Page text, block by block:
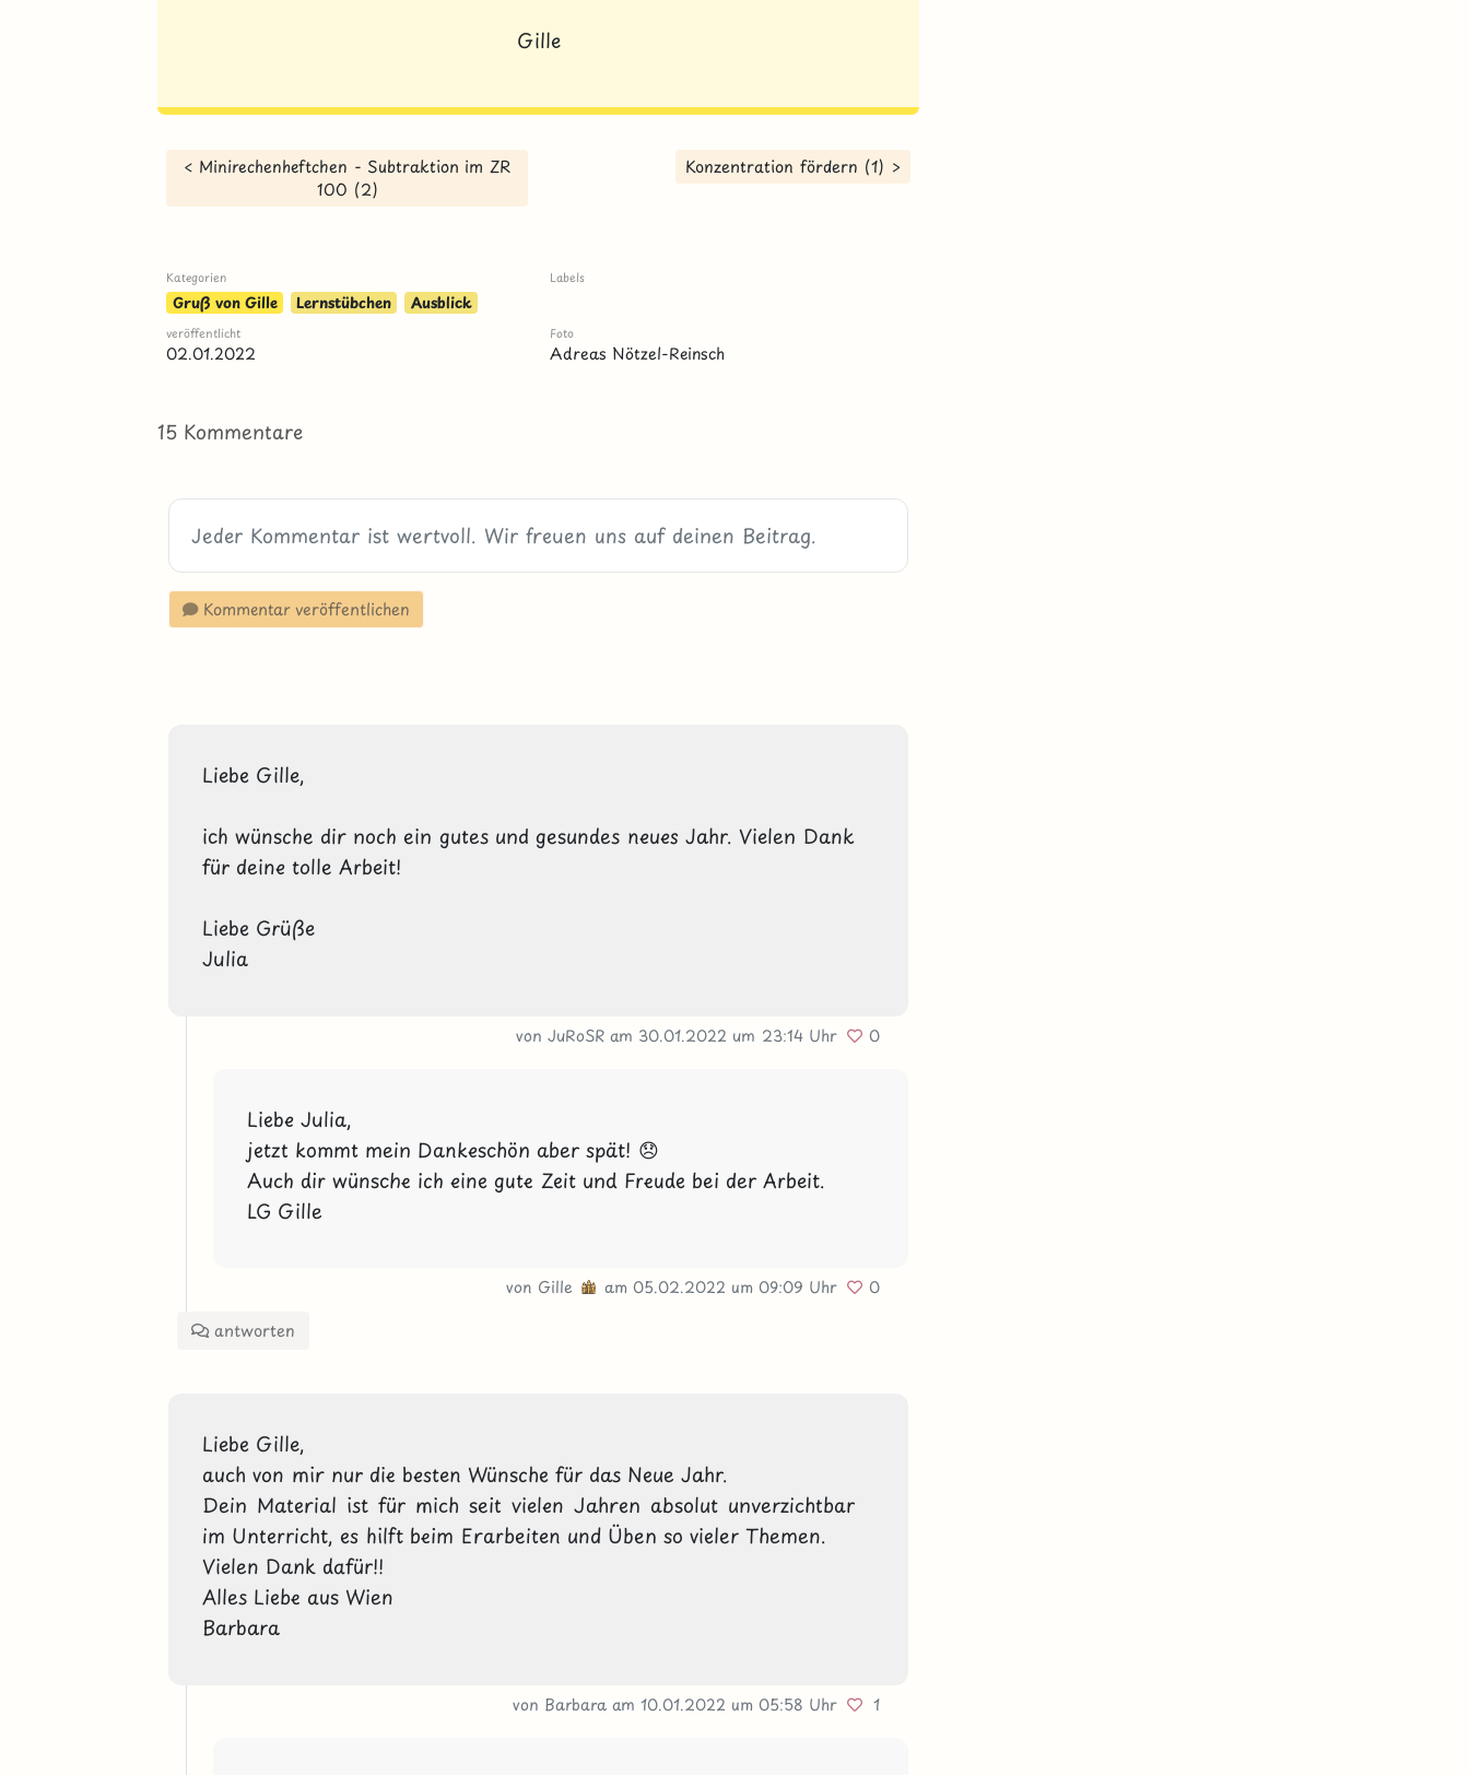
Gille
< Minirechenheftchen - Subtraktion im ZR
100 (2)
Konzentration fördern (1) >
Kategorien
Gruß von Gille Lernstübchen Ausblick
Labels
veröffentlicht
02.01.2022
Foto
Adreas Nötzel-Reinsch
15 Kommentare
Kommentar veröffentlichen
Liebe Gille,
ich wünsche dir noch ein gutes und gesundes neues Jahr. Vielen Dank
für deine tolle Arbeit!
Liebe Grüße
Julia
von JuRoSRam 30.01.2022 um 23:14 Uhr 0
Liebe Julia,
jetzt kommt mein Dankeschön aber spät! 😞
Auch dir wünsche ich eine gute Zeit und Freude bei der Arbeit.
LG Gille
von Gille am 05.02.2022 um 09:09 Uhr 0
antworten
Liebe Gille,
auch von mir nur die besten Wünsche für das Neue Jahr.
Dein Material ist für mich seit vielen Jahren absolut unverzichtbar
im Unterricht, es hilft beim Erarbeiten und Üben so vieler Themen.
Vielen Dank dafür!!
Alles Liebe aus Wien
Barbara
von Barbaraam 10.01.2022 um 05:58 Uhr 1